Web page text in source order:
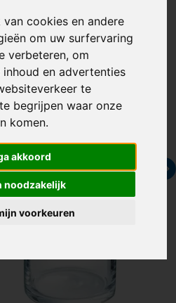
cookies en andere
om uw surfervaring
verbeteren, om
en advertenties
te
begrijpen waar onze
komen.
akkoord
noodzakelijk
voorkeuren